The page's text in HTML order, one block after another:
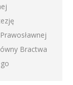
Bractwa